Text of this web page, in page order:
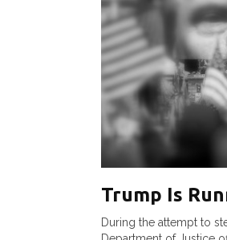
Trump Is
During the attempt to